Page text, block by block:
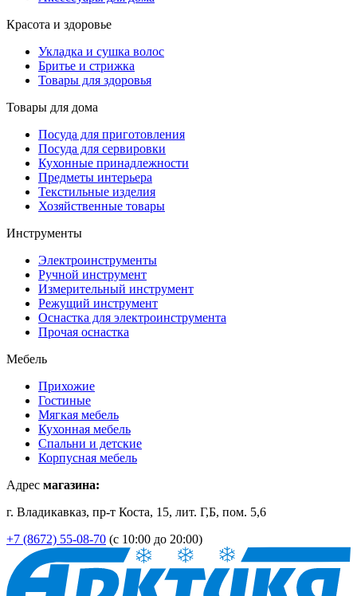
Красота и здоровье
Укладка и сушка волос
Бритье и стрижка
Товары для здоровья
Товары для дома
Посуда для приготовления
Посуда для сервировки
Кухонные принадлежности
Предметы интерьера
Текстильные изделия
Хозяйственные товары
Инструменты
Электроинструменты
Ручной инструмент
Измерительный инструмент
Режущий инструмент
Оснастка для электроинструмента
Прочая оснастка
Мебель
Прихожие
Гостиные
Мягкая мебель
Кухонная мебель
Спальни и детские
Корпусная мебель
Адрес магазина:
г. Владикавказ, пр-т Коста, 15, лит. Г,Б, пом. 5,6
+7 (8672) 55-08-70 (с 10:00 до 20:00)